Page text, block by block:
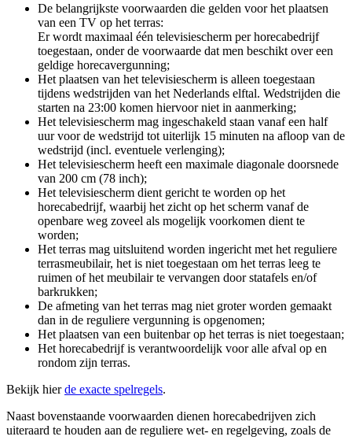
De belangrijkste voorwaarden die gelden voor het plaatsen
van een TV op het terras:
Er wordt maximaal één televisiescherm per horecabedrijf
toegestaan, onder de voorwaarde dat men beschikt over een
geldige horecavergunning;
Het plaatsen van het televisiescherm is alleen toegestaan
tijdens wedstrijden van het Nederlands elftal. Wedstrijden die
starten na 23:00 komen hiervoor niet in aanmerking;
Het televisiescherm mag ingeschakeld staan vanaf een half
uur voor de wedstrijd tot uiterlijk 15 minuten na afloop van de
wedstrijd (incl. eventuele verlenging);
Het televisiescherm heeft een maximale diagonale doorsnede
van 200 cm (78 inch);
Het televisiescherm dient gericht te worden op het
horecabedrijf, waarbij het zicht op het scherm vanaf de
openbare weg zoveel als mogelijk voorkomen dient te
worden;
Het terras mag uitsluitend worden ingericht met het reguliere
terrasmeubilair, het is niet toegestaan om het terras leeg te
ruimen of het meubilair te vervangen door statafels en/of
barkrukken;
De afmeting van het terras mag niet groter worden gemaakt
dan in de reguliere vergunning is opgenomen;
Het plaatsen van een buitenbar op het terras is niet toegestaan;
Het horecabedrijf is verantwoordelijk voor alle afval op en
rondom zijn terras.
Bekijk hierde exacte spelregels.
Naast bovenstaande voorwaarden dienen horecabedrijven zich
uiteraard te houden aan de reguliere wet- en regelgeving, zoals de